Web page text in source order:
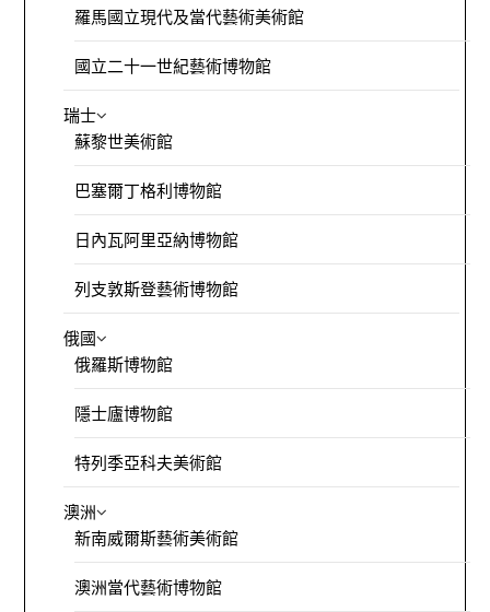
羅馬國立現代及當代藝術美術館
國立二十一世紀藝術博物館
瑞士
蘇黎世美術館
巴塞爾丁格利博物館
日內瓦阿里亞納博物館
列支敦斯登藝術博物館
俄國
俄羅斯博物館
隱士廬博物館
特列季亞科夫美術館
澳洲
新南威爾斯藝術美術館
澳洲當代藝術博物館